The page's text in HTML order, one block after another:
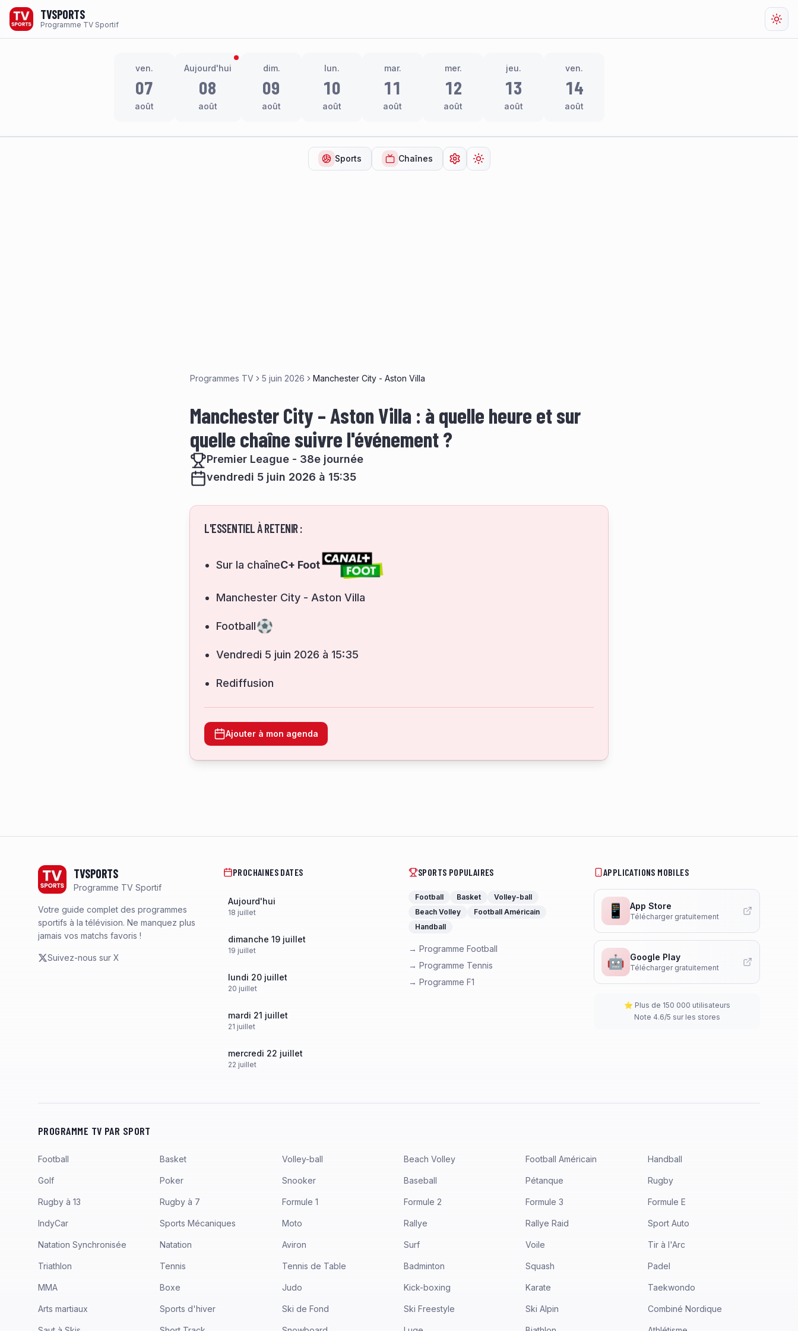
TVSPORTS
Programme TV Sportif
ven.
07
août
Aujourd'hui
08
août
dim.
09
août
lun.
10
août
mar.
11
août
mer.
12
août
jeu.
13
août
ven.
14
août
Sports Chaînes Ouvrir les paramètres
Changer de thème
Programmes TV 5 juin 2026 Manchester City - Aston Villa
Manchester City – Aston Villa : à quelle heure et sur
quelle chaîne suivre l'événement ?
Premier League - 38e journée
vendredi 5 juin 2026 à 15:35
L'ESSENTIEL À RETENIR :
Sur la chaîneC+ Foot
Manchester City - Aston Villa
Football
vendredi 5 juin 2026 à 15:35
Rediffusion
Ajouter à mon agenda
TVSPORTS
Programme TV Sportif
Votre guide complet des programmes
sportifs à la télévision. Ne manquez plus
jamais vos matchs favoris !
Suivez-nous sur X
PROCHAINES DATES
Aujourd'hui
18 juillet
dimanche 19 juillet
19 juillet
lundi 20 juillet
20 juillet
mardi 21 juillet
21 juillet
mercredi 22 juillet
22 juillet
SPORTS POPULAIRES
Football Basket
Volley-ball
Beach Volley
Football Américain
Handball
→ Programme Football
→ Programme Tennis
→ Programme F1
APPLICATIONS MOBILES
📱 App Store
Télécharger gratuitement
🤖 Google Play
Télécharger gratuitement
⭐ Plus de 150 000 utilisateurs
Note 4.6/5 sur les stores
PROGRAMME TV PAR SPORT
Football Basket Volley-ball Beach Volley Football Américain Handball
Golf Poker Snooker Baseball Pétanque Rugby
Rugby à 13 Rugby à 7 Formule 1 Formule 2 Formule 3 Formule E
IndyCar Sports Mécaniques Moto Rallye Rallye Raid Sport Auto
Natation Synchronisée Natation Aviron Surf Voile Tir à l'Arc
Triathlon Tennis Tennis de Table Badminton Squash Padel
MMA Boxe Judo Kick-boxing Karate Taekwondo
Arts martiaux Sports d'hiver Ski de Fond Ski Freestyle Ski Alpin Combiné Nordique